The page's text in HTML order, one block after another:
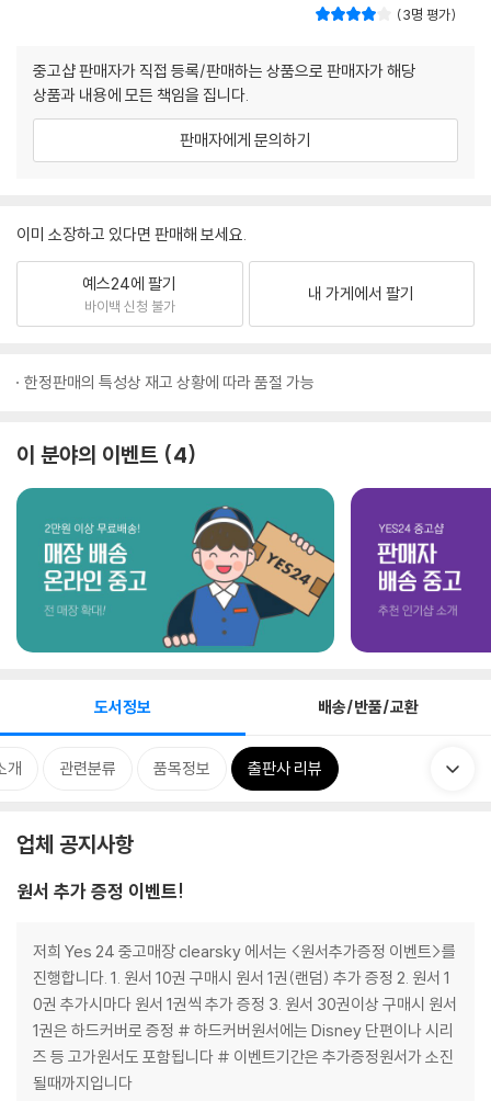
3명 평가
중고샵 판매자가 직접 등록/판매하는 상품으로 판매자가 해당
상품과 내용에 모든 책임을 집니다.
판매자에게 문의하기
이미 소장하고 있다면 판매해 보세요.
예스24에 팔기
바이백 신청 불가
내 가게에서 팔기
한정판매의 특성상 재고 상황에 따라 품절 가능
이 분야의 이벤트 4
도서정보 배송/반품/교환
개 관련분류 품목정보 출판사 리뷰
업체 공지사항
원서 추가 증정 이벤트!
저희 Yes 24 중고매장 clearsky 에서는 <원서추가증정 이벤트>를
진행합니다. 1. 원서 10권 구매시 원서 1권(랜덤) 추가 증정 2. 원서 1
0권 추가시마다 원서 1권씩 추가 증정 3. 원서 30권이상 구매시 원서
1권은 하드커버로 증정 # 하드커버원서에는 Disney 단편이나 시리
즈 등 고가원서도 포함됩니다 # 이벤트기간은 추가증정원서가 소진
될때까지입니다